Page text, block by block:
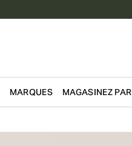
MARQUES MAGASINEZ PAR